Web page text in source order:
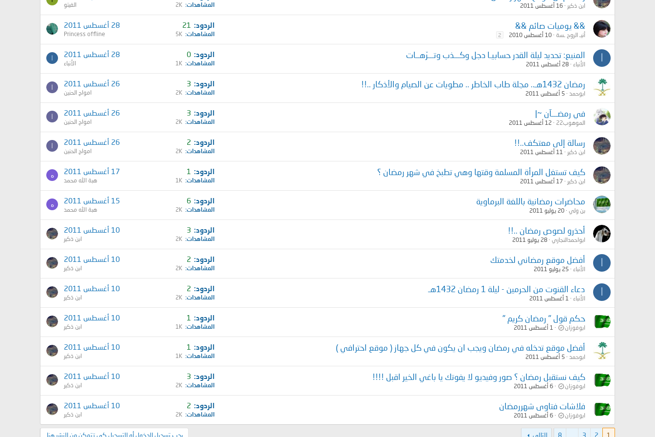
ابن ذكير 16 أغسطس 2011 المشاهدات 2K الفيتو
&& يوميات صائم &&
أنيـ الروح ـسة 10 أغسطس 2010 2
الردود 21
المشاهدات 5K
28 أغسطس 2011
Princess offline
ا المنيع: تحديد ليلة القدر حسابيـا دجل وكـــذب وتـــرّهــات
الأنباء 28 أغسطس 2011
الردود 0
المشاهدات 1K
28 أغسطس 2011
الأنباء
ا
رمضان 1432هـ.. مجلة طاب الخاطر .. مطويات عن الصيام والأذكار ..!!
ابوحمد 5 أغسطس 2011
الردود 3
المشاهدات 2K
26 أغسطس 2011
امواج الحنين
ا
في رمضـــآن ~|
الموهوب22 12 أغسطس 2011
الردود 3
المشاهدات 2K
26 أغسطس 2011
امواج الحنين
ا
رسالة إلى معتكف..!!
ابن ذكير 11 أغسطس 2011
الردود 2
المشاهدات 2K
26 أغسطس 2011
امواج الحنين
ا
كيف تستغل المرأة المسلمة وقتها وهي تطبخ في شهر رمضان ؟
ابن ذكير 17 أغسطس 2011
الردود 1
المشاهدات 1K
17 أغسطس 2011
هبة الله محمد
ه
محاضرات رمضانية باللغة البرماوية
بن ولي 20 يوليو 2011
الردود 6
المشاهدات 2K
15 أغسطس 2011
هبة الله محمد
ه
أحذرو لصوص رمضان ..!!
ابواحمدالنجاري 28 يوليو 2011
الردود 3
المشاهدات 2K
10 أغسطس 2011
ابن ذكير
ا أفضل موقع رمضاني لخدمتك
الأنباء 25 يوليو 2011
الردود 2
المشاهدات 2K
10 أغسطس 2011
ابن ذكير
ا دعاء القنوت من الحرمين - ليلة 1 رمضان 1432هـ
الأنباء 1 أغسطس 2011
الردود 2
المشاهدات 2K
10 أغسطس 2011
ابن ذكير
حكم قول " رمضان كريم "
ابوفوزان 1 أغسطس 2011
الردود 1
المشاهدات 1K
10 أغسطس 2011
ابن ذكير
أفضل موقع تدخله في رمضان ويجب ان يكون في كل جهاز ( موقع احترافي )
ابوحمد 5 أغسطس 2011
الردود 1
المشاهدات 1K
10 أغسطس 2011
ابن ذكير
كيف نستقبل رمضان ؟ صور وفيديو لا يفوتك يا باغي الخير اقبل !!!!
ابوفوزان 6 أغسطس 2011
الردود 3
المشاهدات 2K
10 أغسطس 2011
ابن ذكير
فلاشات فتاوى شهررمضان
ابوفوزان 6 أغسطس 2011
الردود 2
المشاهدات 2K
10 أغسطس 2011
ابن ذكير
1
2
3
8 التالي يجب تسجيل الدخول أو التسجيل كي تتمكن من النشر هنا.